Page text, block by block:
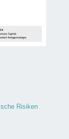
Risiken